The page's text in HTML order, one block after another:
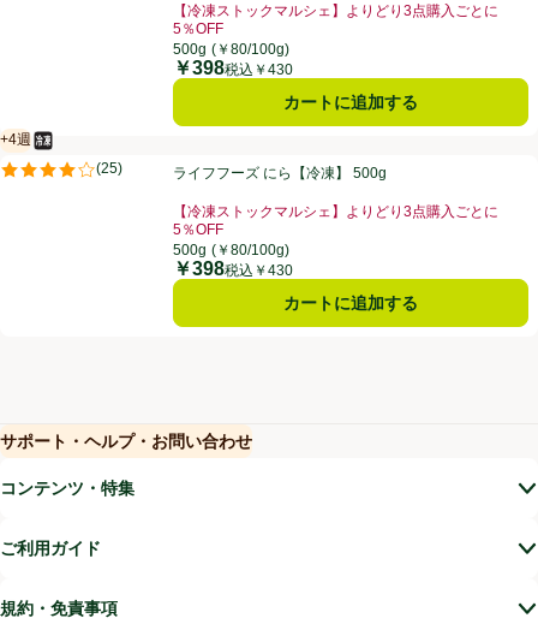
【冷凍ストックマルシェ】よりどり3点購入ごとに
5％OFF
お買い得品名：【冷凍ストックマルシェ】よりどり3点
500g (￥80/100g)
価格
￥398税込￥430
カートに追加する
ライフフーズ にら【冷凍】 500g
+4週
賞味・消費期限保証：4週間
冷凍食品
(25)
評価は25件のレビューで5点中4.0点。
ライフフーズ にら【冷凍】 500g
【冷凍ストックマルシェ】よりどり3点購入ごとに
5％OFF
お買い得品名：【冷凍ストックマルシェ】よりどり3点
500g (￥80/100g)
価格
￥398税込￥430
カートに追加する
サポート・ヘルプ・お問い合わせ
(新しいウィンドウで開く)
コンテンツ・特集
ご利用ガイド
規約・免責事項